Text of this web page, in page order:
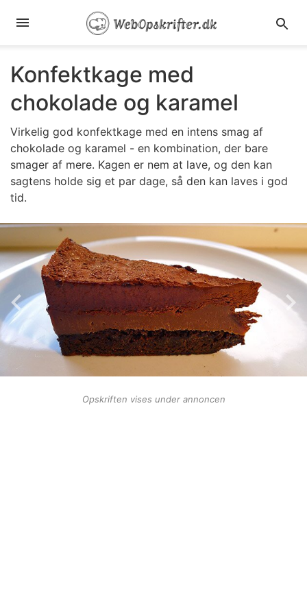
Konfektkage med
chokolade og karamel
Virkelig god konfektkage med en intens smag af
chokolade og karamel - en kombination, der bare
smager af mere. Kagen er nem at lave, og den kan
sagtens holde sig et par dage, så den kan laves i god
tid.
Opskriften vises under annoncen